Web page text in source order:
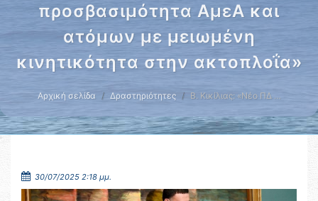
προσβασιμότητα ΑμεΑ και
ατόμων με μειωμένη
κινητικότητα στην ακτοπλοΐα»
Αρχική σελίδα Δραστηριότητες Β. Κικίλιας: «Νέο ΠΔ …
30/07/2025 2:18 μμ.